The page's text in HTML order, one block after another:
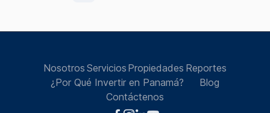
Nosotros Servicios Propiedades Reportes
¿Por Qué Invertir en Panamá?
Blog
Contáctenos